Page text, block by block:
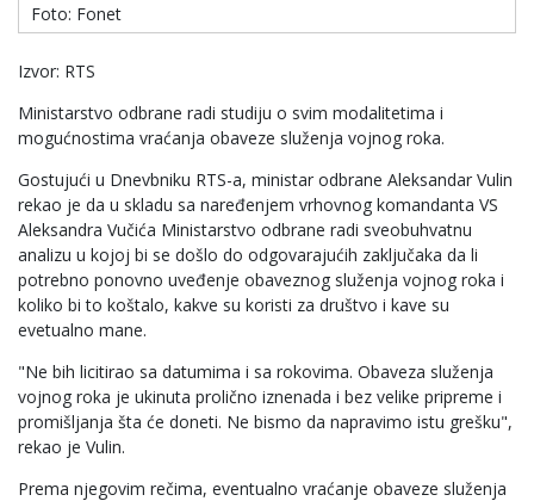
Foto: Fonet
Izvor: RTS
Ministarstvo odbrane radi studiju o svim modalitetima i
mogućnostima vraćanja obaveze služenja vojnog roka.
Gostujući u Dnevbniku RTS-a, ministar odbrane Aleksandar Vulin
rekao je da u skladu sa naređenjem vrhovnog komandanta VS
Aleksandra Vučića Ministarstvo odbrane radi sveobuhvatnu
analizu u kojoj bi se došlo do odgovarajućih zaključaka da li
potrebno ponovno uveđenje obaveznog služenja vojnog roka i
koliko bi to koštalo, kakve su koristi za društvo i kave su
evetualno mane.
"Ne bih licitirao sa datumima i sa rokovima. Obaveza služenja
vojnog roka je ukinuta prolično iznenada i bez velike pripreme i
promišljanja šta će doneti. Ne bismo da napravimo istu grešku",
rekao je Vulin.
Prema njegovim rečima, eventualno vraćanje obaveze služenja